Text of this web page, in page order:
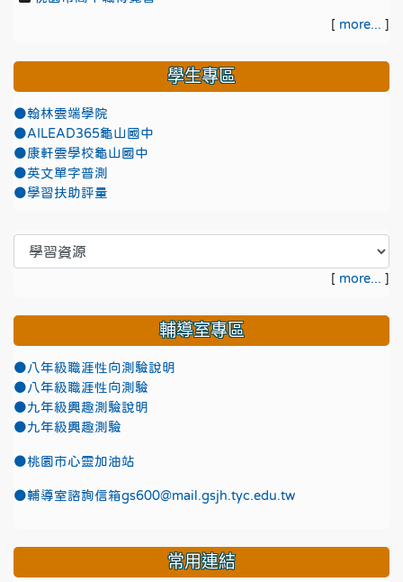
[ more... ]
學生專區
●翰林雲端學院
●AILEAD365龜山國中
●康軒雲學校龜山國中
●英文單字普測
●學習扶助評量
[ more... ]
輔導室專區
●八年級職涯性向測驗說明
●八年級職涯性向測驗
●九年級興趣測驗說明
●九年級興趣測驗
●桃園市心靈加油站
●輔導室諮詢信箱gs600@mail.gsjh.tyc.edu.tw
常用連結